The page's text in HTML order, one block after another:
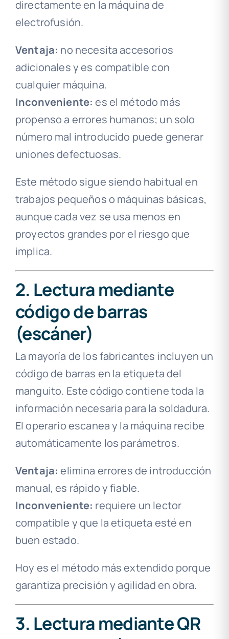
directamente en la máquina de
electrofusión.
Ventaja: no necesita accesorios
adicionales y es compatible con
cualquier máquina.
Inconveniente: es el método más
propenso a errores humanos; un solo
número mal introducido puede generar
uniones defectuosas.
Este método sigue siendo habitual en
trabajos pequeños o máquinas básicas,
aunque cada vez se usa menos en
proyectos grandes por el riesgo que
implica.
2. Lectura mediante
código de barras
(escáner)
La mayoría de los fabricantes incluyen un
código de barras en la etiqueta del
manguito. Este código contiene toda la
información necesaria para la soldadura.
El operario escanea y la máquina recibe
automáticamente los parámetros.
Ventaja: elimina errores de introducción
manual, es rápido y fiable.
Inconveniente: requiere un lector
compatible y que la etiqueta esté en
buen estado.
Hoy es el método más extendido porque
garantiza precisión y agilidad en obra.
3. Lectura mediante QR